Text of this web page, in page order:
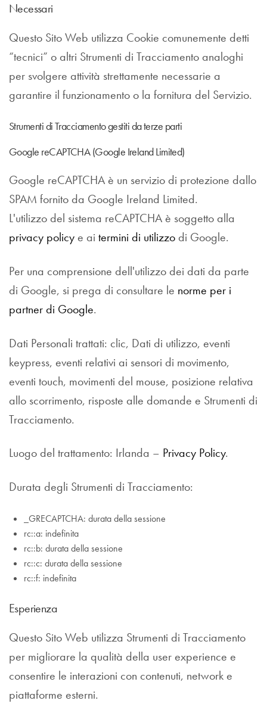
Necessari
Questo Sito Web utilizza Cookie comunemente detti
“tecnici” o altri Strumenti di Tracciamento analoghi
per svolgere attività strettamente necessarie a
garantire il funzionamento o la fornitura del Servizio.
Strumenti di Tracciamento gestiti da terze parti
Google reCAPTCHA (Google Ireland Limited)
Google reCAPTCHA è un servizio di protezione dallo
SPAM fornito da Google Ireland Limited.
L'utilizzo del sistema reCAPTCHA è soggetto alla
privacy policy e aitermini di utilizzo di Google.
Per una comprensione dell'utilizzo dei dati da parte
di Google, si prega di consultare le norme per i
partner di Google.
Dati Personali trattati: clic, Dati di utilizzo, eventi
keypress, eventi relativi ai sensori di movimento,
eventi touch, movimenti del mouse, posizione relativa
allo scorrimento, risposte alle domande e Strumenti di
Tracciamento.
Luogo del trattamento: Irlanda – Privacy Policy.
Durata degli Strumenti di Tracciamento:
_GRECAPTCHA: durata della sessione
rc::a: indefinita
rc::b: durata della sessione
rc::c: durata della sessione
rc::f: indefinita
Esperienza
Questo Sito Web utilizza Strumenti di Tracciamento
per migliorare la qualità della user experience e
consentire le interazioni con contenuti, network e
piattaforme esterni.